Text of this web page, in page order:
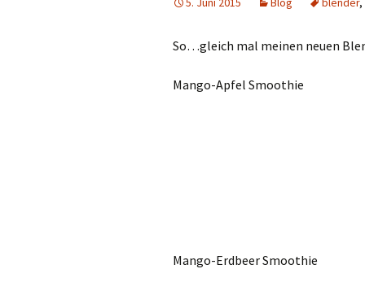
Exklusiv Freebies
Accessories
Gewerbelizenzen
So…gleich mal meinen neuen
Mango-Apfel Smoothie
Mango-Erdbeer Smoothie